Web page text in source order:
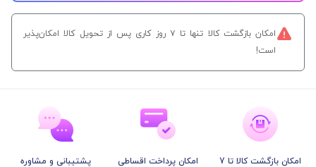
امکان بازگشت کالا تنها تا ۷ روز کاری پس از تحویل کالا امکان‌پذیر
است!
امکان بازگشت کالا تا 7
امکان پرداخت اقساطی
پشتیبانی و مشاوره